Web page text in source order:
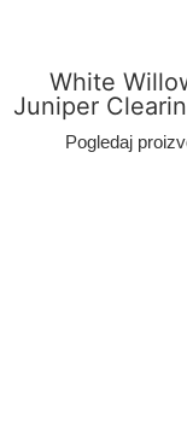
White
Juniper
Pogledaj